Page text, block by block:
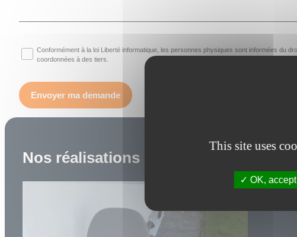
This site uses
OK, accept
Conformément à la loi Liberté informatique, les personnes physiques sont informées du
coordonnées à des tiers.
Nos réalisations